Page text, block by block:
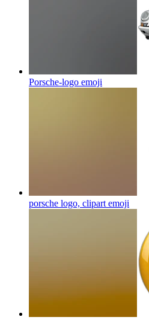
Porsche-logo emoji
porsche logo, clipart emoji